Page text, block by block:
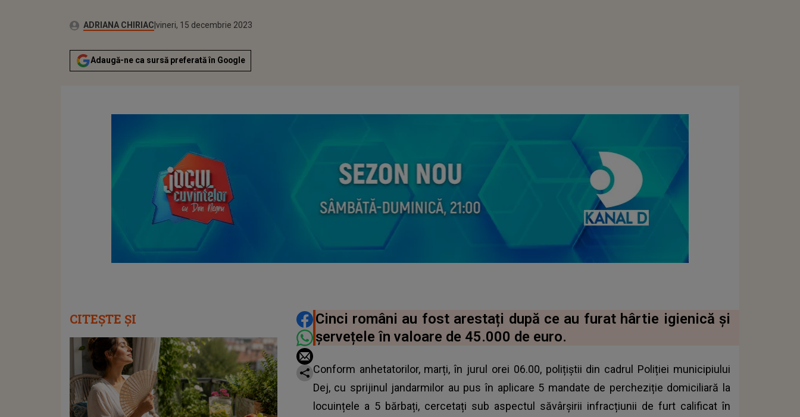
Autor:ADRIANA CHIRIACPublicat:
joi, 15 decembrie 2022
Actualizat:
vineri, 15 decembrie 2023
Adaugă-ne ca sursă preferată în Google
DISTRIBUIE ARTICOLUL
Cinci români au fost arestați după ce au furat hârtie igienică și
șervețele în valoare de 45.000 de euro.
Conform anhetatorilor, marți, în jurul orei 06.00, polițiștii din cadrul Poliției municipiului
Dej, cu sprijinul jandarmilor au pus în aplicare 5 mandate de percheziție domiciliară la
locuințele a 5 bărbați, cercetați sub aspectul săvârșirii infracțiunii de furt calificat în
CITEȘTE ȘI